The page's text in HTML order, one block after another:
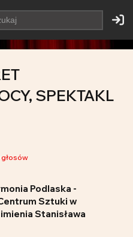
SPEKTAKL
głosów
Podlaska -
Sztuki w
Stanisława